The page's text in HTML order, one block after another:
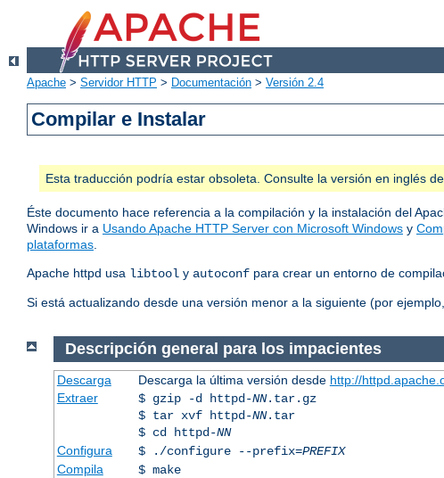
Apache > Servidor HTTP > Documentación > Versión 2.4
Compilar e Instalar
Esta traducción podría estar obsoleta. Consulte la versión en inglés
Éste documento hace referencia a la compilación y la instalación del
Windows ir a Usando Apache HTTP Server con Microsoft Windows y
plataformas.
Apache httpd usa libtool y autoconf para crear un entorno de
Si está actualizando desde una versión menor a la siguiente (por
Descripción general para los impacientes
Descarga Descarga la última versión desde http://
Extraer
$ gzip -d httpd-NN.tar.gz
$ tar xvf httpd-NN.tar
$ cd httpd-NN
Configura
$ ./configure --prefix=PREFIX
Compila
$ make